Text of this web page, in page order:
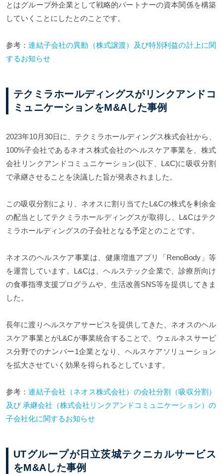
とはグループ外企業として戦略的パートナーの資本関係を構築
していくことにしたとのことです。
参考：連結子会社の異動（株式譲渡）及び特別利益の計上に関
するお知らせ
テクミラホールディングスがリンクアンドコ
ミュニケーションをM&Aした事例
2023年10月30日に、テクミラホールディングス株式会社から、
100%子会社であるネオス株式会社のヘルスケア事業を、株式
会社リンクアンドコミュニケーション(以下、L&C)に吸収分割
で承継させることを決議した旨が発表されました。
この吸収分割により、ネオスに割り当てたL&Cの株式を剰余金
の配当としてテクミラホールディングスが取得し、L&Cはテク
ミラホールディングスの子会社となる予定とのことです。
ネオスのヘルスケア事業は、健康増進アプリ「RenoBody」等
を運営しています。L&Cは、ヘルステック企業で、診療所向け
の食事指導支援プログラムや、生活改善SNS等を提供してきま
した。
長年に渡りヘルスケアサービスを提供してきた、ネオスのヘル
スケア事業とがL&Cが事業統合することで、ウェルネスサービ
ス分野でのナンバー1企業となり、ヘルスケアソリューション
を拡大させていく効果を得られるとしています。
参考：連結子会社（ネオス株式会社）の会社分割（吸収分割）
及び 承継会社（株式会社リンクアンドコミュニケーション）の
子会社化に関するお知らせ
UTグループが日立茨城テクニカルサービス
をM&Aした事例